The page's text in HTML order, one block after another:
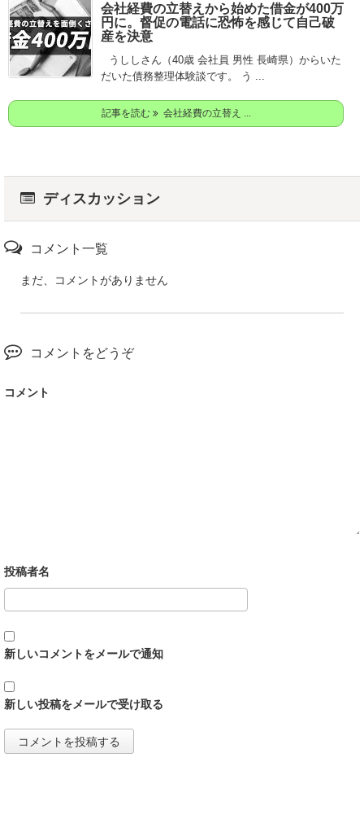
会社経費の立替えから始めた借金が400万
円に。督促の電話に恐怖を感じて自己破
産を決意
うししさん（40歳 会社員 男性 長崎県）からいた
だいた債務整理体験談です。 う ...
記事を読む 会社経費の立替え ...
ディスカッション
コメント一覧
まだ、コメントがありません
コメントをどうぞ
コメント
新しいコメントをメールで通知
新しい投稿をメールで受け取る